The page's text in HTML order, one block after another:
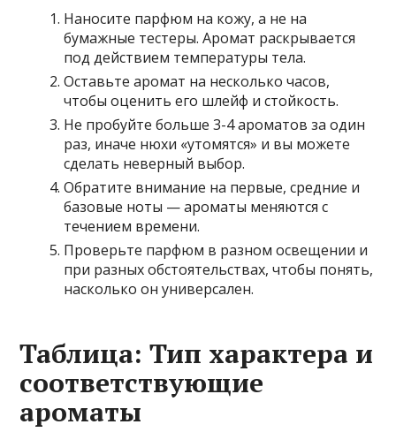
Наносите парфюм на кожу, а не на
бумажные тестеры. Аромат раскрывается
под действием температуры тела.
Оставьте аромат на несколько часов,
чтобы оценить его шлейф и стойкость.
Не пробуйте больше 3-4 ароматов за один
раз, иначе нюхи «утомятся» и вы можете
сделать неверный выбор.
Обратите внимание на первые, средние и
базовые ноты — ароматы меняются с
течением времени.
Проверьте парфюм в разном освещении и
при разных обстоятельствах, чтобы понять,
насколько он универсален.
Таблица: Тип характера и
соответствующие
ароматы